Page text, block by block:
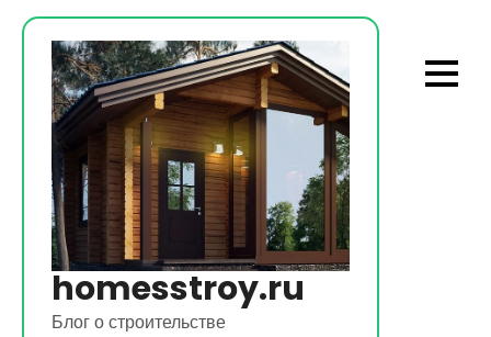
Перейти
содержимому
homesstroy.ru
Блог о строительстве